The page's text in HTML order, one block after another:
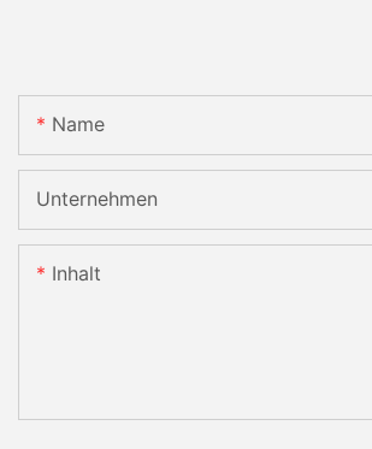
Name
Unternehmen
Inhalt